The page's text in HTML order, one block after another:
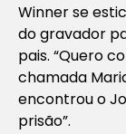
Winner se
do gravador
pais. “Quero
chamada
encontrou o
prisão”.